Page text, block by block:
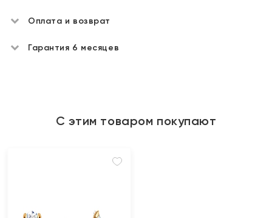
Оплата и возврат
Гарантия 6 месяцев
С этим товаром покупают